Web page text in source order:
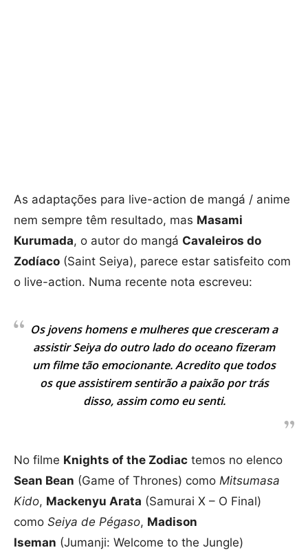
As adaptações para live-action de mangá / anime
nem sempre têm resultado, mas Masami
Kurumada, o autor do mangá Cavaleiros do
Zodíaco (Saint Seiya), parece estar satisfeito com
o live-action. Numa recente nota escreveu:
Os jovens homens e mulheres que cresceram a
assistir Seiya do outro lado do oceano fizeram
um filme tão emocionante. Acredito que todos
os que assistirem sentirão a paixão por trás
disso, assim como eu senti.
No filme Knights of the Zodiac temos no elenco
Sean Bean (Game of Thrones) como Mitsumasa
Kido, Mackenyu Arata (Samurai X – O Final)
como Seiya de Pégaso, Madison
Iseman (Jumanji: Welcome to the Jungle)